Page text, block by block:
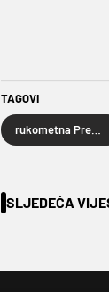
TAGOVI
rukometna Premijer liga
SLJEDEĆA